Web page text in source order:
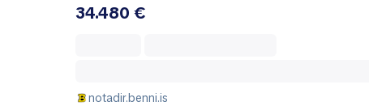
34.480 €
notadir.benni.is